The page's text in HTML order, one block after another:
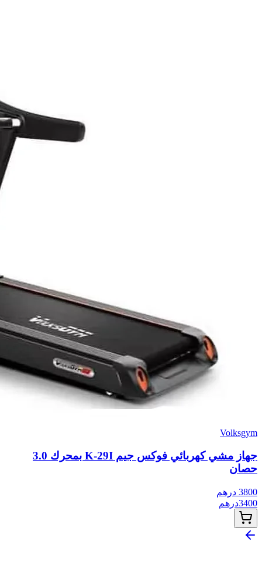
Volksgym
جهاز مشي كهربائي فوكس جيم K-29I بمحرك 3.0
حصان
3800 درهم
3400درهم